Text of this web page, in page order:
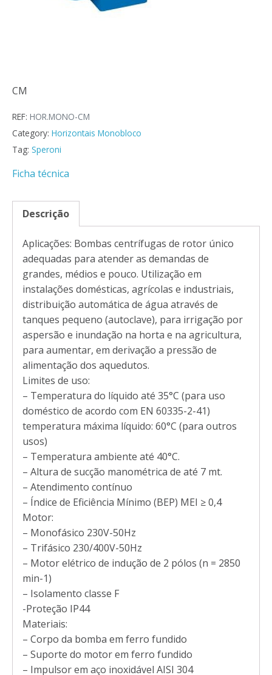
CM
REF: HOR.MONO-CM
Category: Horizontais Monobloco
Tag: Speroni
Ficha técnica
Descrição
Aplicações: Bombas centrífugas de rotor único
adequadas para atender as demandas de
grandes, médios e pouco. Utilização em
instalações domésticas, agrícolas e industriais,
distribuição automática de água através de
tanques pequeno (autoclave), para irrigação por
aspersão e inundação na horta e na agricultura,
para aumentar, em derivação a pressão de
alimentação dos aquedutos.
Limites de uso:
– Temperatura do líquido até 35°C (para uso
doméstico de acordo com EN 60335-2-41)
temperatura máxima líquido: 60°C (para outros
usos)
– Temperatura ambiente até 40°C.
– Altura de sucção manométrica de até 7 mt.
– Atendimento contínuo
– Índice de Eficiência Mínimo (BEP) MEI ≥ 0,4
Motor:
– Monofásico 230V-50Hz
– Trifásico 230/400V-50Hz
– Motor elétrico de indução de 2 pólos (n = 2850
min-1)
– Isolamento classe F
-Proteção IP44
Materiais:
– Corpo da bomba em ferro fundido
– Suporte do motor em ferro fundido
– Impulsor em aço inoxidável AISI 304